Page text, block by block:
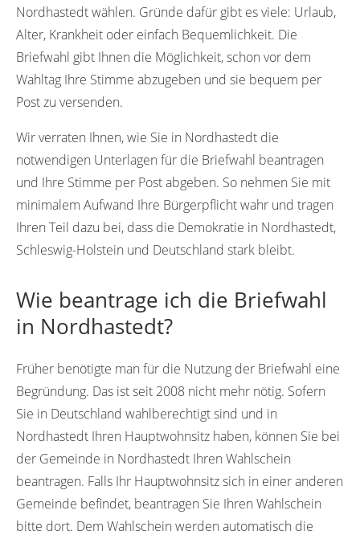
Nordhastedt wählen. Gründe dafür gibt es viele: Urlaub,
Alter, Krankheit oder einfach Bequemlichkeit. Die
Briefwahl gibt Ihnen die Möglichkeit, schon vor dem
Wahltag Ihre Stimme abzugeben und sie bequem per
Post zu versenden.
Wir verraten Ihnen, wie Sie in Nordhastedt die
notwendigen Unterlagen für die Briefwahl beantragen
und Ihre Stimme per Post abgeben. So nehmen Sie mit
minimalem Aufwand Ihre Bürgerpflicht wahr und tragen
Ihren Teil dazu bei, dass die Demokratie in Nordhastedt,
Schleswig-Holstein und Deutschland stark bleibt.
Wie beantrage ich die Briefwahl
in Nordhastedt?
Früher benötigte man für die Nutzung der Briefwahl eine
Begründung. Das ist seit 2008 nicht mehr nötig. Sofern
Sie in Deutschland wahlberechtigt sind und in
Nordhastedt Ihren Hauptwohnsitz haben, können Sie bei
der Gemeinde in Nordhastedt Ihren Wahlschein
beantragen. Falls Ihr Hauptwohnsitz sich in einer anderen
Gemeinde befindet, beantragen Sie Ihren Wahlschein
bitte dort. Dem Wahlschein werden automatisch die